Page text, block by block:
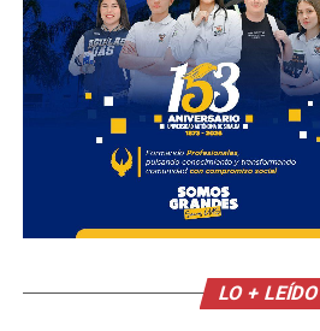
LO + LEÍDO